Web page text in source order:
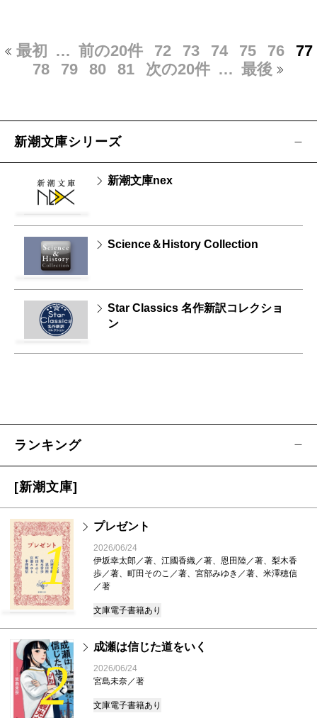
最初 … 前の20件 72 73 74 75 76
77
78
79 80 81 次の20件 … 最後
新潮文庫シリーズ
新潮文庫nex
Science＆History Collection
Star Classics 名作新訳コレクショ
ン
ランキング
[新潮文庫]
1
プレゼント
2026/06/24
伊坂幸太郎／著、江國香織／著、恩田陸／著、梨木香
歩／著、町田そのこ／著、宮部みゆき／著、米澤穂信
／著
文庫電子書籍あり
2
成瀬は信じた道をいく
2026/06/24
宮島未奈／著
文庫電子書籍あり